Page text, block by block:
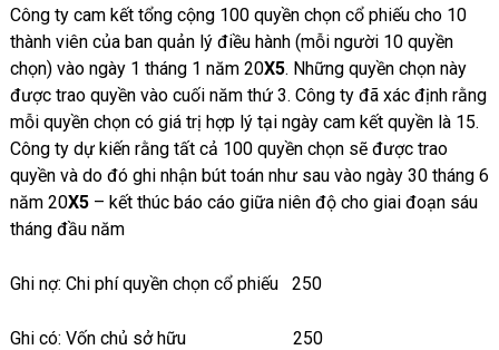
Công ty cam kết tổng cộng 100 quyền chọn cổ phiếu cho 10
thành viên của ban quản lý điều hành (mỗi người 10 quyền
chọn) vào ngày 1 tháng 1 năm 20X5. Những quyền chọn này
được trao quyền vào cuối năm thứ 3. Công ty đã xác định rằng
mỗi quyền chọn có giá trị hợp lý tại ngày cam kết quyền là 15.
Công ty dự kiến rằng tất cả 100 quyền chọn sẽ được trao
quyền và do đó ghi nhận bút toán như sau vào ngày 30 tháng 6
năm 20X5– kết thúc báo cáo giữa niên độ cho giai đoạn sáu
tháng đầu năm
Ghi nợ: Chi phí quyền chọn cổ phiếu 250
Ghi có: Vốn chủ sở hữu 250